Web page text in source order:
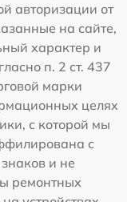
авторизации от
на сайте,
характер и
п. 2 ст. 437
марки
целях
с которой мы
с
и не
ремонтных